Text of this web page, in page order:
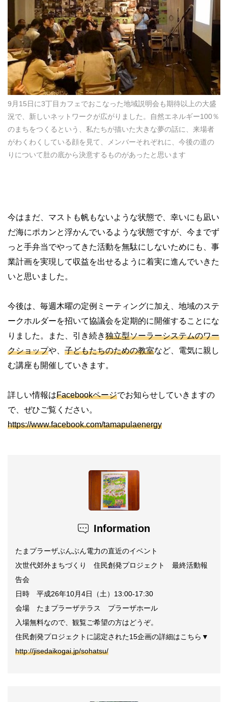
9月15日に3丁目カフェでおこなった地域説明会も期待以上の大盛
況で、新しいネットワークが広がりました。自然エネルギー100％
のまちをつくるという、私たちが描いた大きな夢の話に、来場者
がわくわくしている顔を見て、メンバーそれぞれに、今後の道の
りについて肚の底から決意するものがあったと思います
今はまだ、マストも帆もないような状態で、幸いにも凪い
だ海にポカンと浮かんでいるような状態ですが、今までず
っと手弁当でやってきた活動を無駄にしないためにも、事
業計画を実現して収益を出せるように着実に進んでいきた
いと思いました。
今後は、毎週木曜の定例ミーティングに加え、地域のステ
ークホルダーを招いて協議会を定期的に開催することにな
りました。また、引き続き独立型ソーラーシステムのワー
クショップや、 子どもたちのための教室など、電気に親し
む講座も開催していきます。
詳しい情報はFacebookページでお知らせしていきますの
で、ぜひご覧ください。
https://www.facebook.com/tamapulaenergy
Information
たまプラーザぶんぶん電力の直近のイベント
次世代郊外まちづくり 住民創発プロジェクト 最終活動報
告会
日時 平成26年10月4日（土）13:00-17:30
会場 たまプラーザテラス プラーザホール
入場無料なので、観覧ご希望の方はどうぞ。
住民創発プロジェクトに認定された15企画の詳細はこちら▼
http://jisedaikogai.jp/sohatsu/